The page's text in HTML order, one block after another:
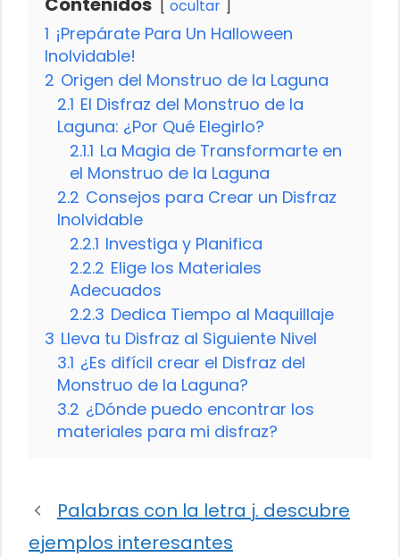
ocultar
1 ¡Prepárate Para Un Halloween
Inolvidable!
2 Origen del Monstruo de la Laguna
2.1 El Disfraz del Monstruo de la
Laguna: ¿Por Qué Elegirlo?
2.1.1 La Magia de Transformarte en
el Monstruo de la Laguna
2.2 Consejos para Crear un Disfraz
Inolvidable
2.2.1 Investiga y Planifica
2.2.2 Elige los Materiales
Adecuados
2.2.3 Dedica Tiempo al Maquillaje
3 Lleva tu Disfraz al Siguiente Nivel
3.1 ¿Es difícil crear el Disfraz del
Monstruo de la Laguna?
3.2 ¿Dónde puedo encontrar los
materiales para mi disfraz?
Palabras con la letra j. descubre
ejemplos interesantes